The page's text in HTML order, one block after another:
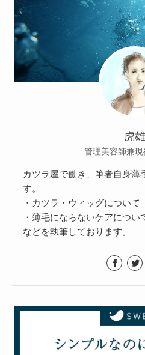
虎雄
管理美容師兼
カツラ屋で働き、筆者自身薄
す。
・カツラ・ウィッグについて
・薄毛にならないケアについ
などを執筆しております。